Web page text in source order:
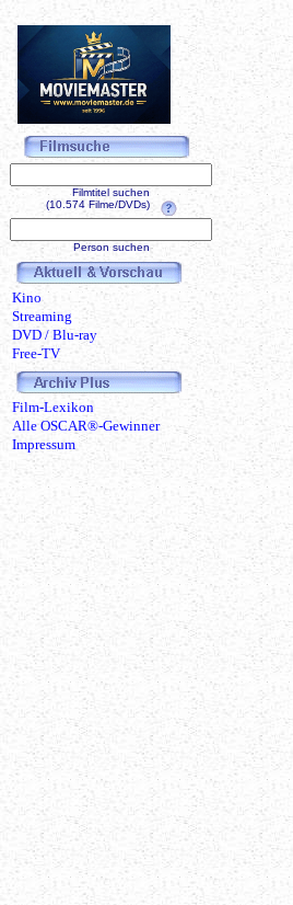
Filmtitel suchen
(10.574 Filme/DVDs)
Person suchen
Kino
Streaming
DVD / Blu-ray
Free-TV
Film-Lexikon
Alle OSCAR®-Gewinner
Impressum